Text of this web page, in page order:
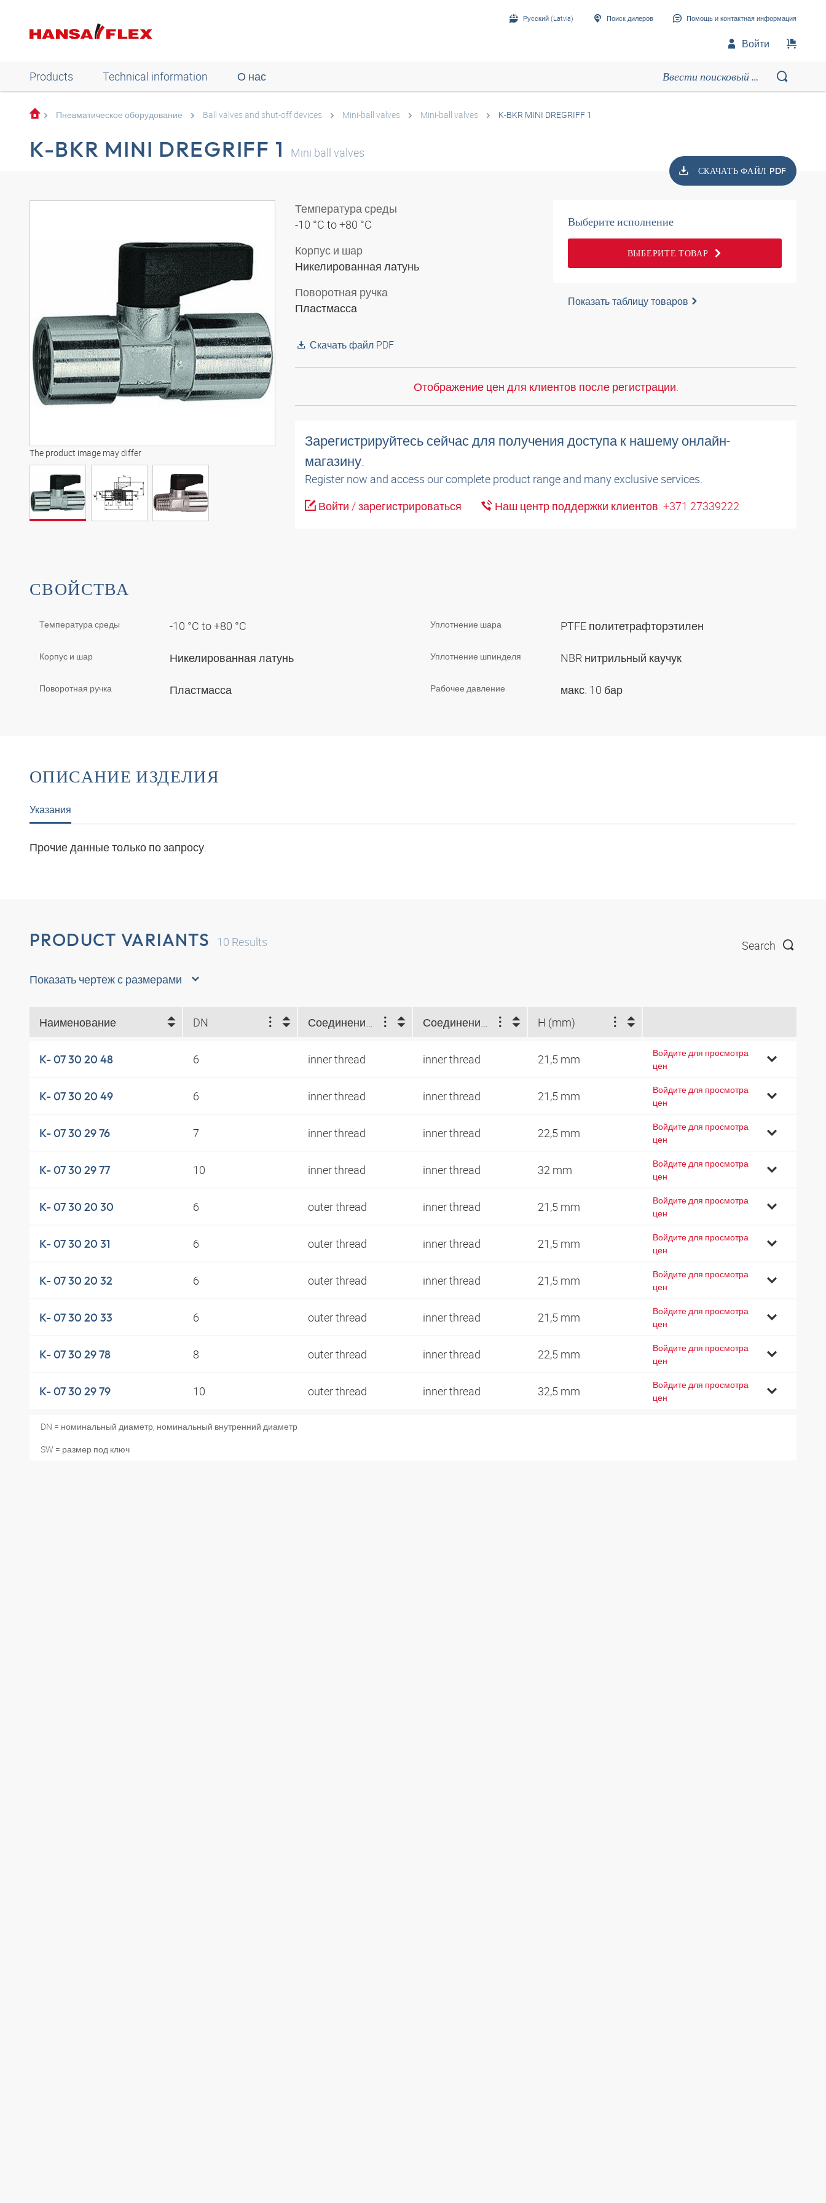
Русский (Latvia) Поиск дилеров Помощь и контактная информация
Войти
Products Technical information О нас
Пневматическое оборудование Ball valves and shut-off devices Mini-ball valves Mini-ball valves K-BKR MINI DREGRIFF 1
K-BKR MINI DREGRIFF 1 Mini ball valves
СКАЧАТЬ ФАЙЛ PDF
The product image may differ
Температура среды
-10 °C to +80 °C
Корпус и шар
Никелированная латунь
Поворотная ручка
Пластмасса
Скачать файл PDF
Выберите исполнение
ВЫБЕРИТЕ ТОВАР
Показать таблицу товаров
Отображение цен для клиентов после регистрации.
Зарегистрируйтесь сейчас для получения доступа к нашему онлайн-
магазину.
Register now and access our complete product range and many exclusive services.
Войти / зарегистрироваться
Наш центр поддержки клиентов: +371 27339222
СВОЙСТВА
Температура среды -10 °C to +80 °C
Корпус и шар Никелированная латунь
Поворотная ручка Пластмасса
Уплотнение шара PTFE политетрафторэтилен
Уплотнение шпинделя NBR нитрильный каучук
Рабочее давление макс. 10 бар
ОПИСАНИЕ ИЗДЕЛИЯ
Указания
Прочие данные только по запросу.
PRODUCT VARIANTS 10 Results Search
Показать чертеж с размерами
Наименование DN H (mm)
K- 07 30 20 48 6 inner thread inner thread 21,5 mm
Войдите для просмотра
цен
K- 07 30 20 49 6 inner thread inner thread 21,5 mm
Войдите для просмотра
цен
K- 07 30 29 76 7 inner thread inner thread 22,5 mm
Войдите для просмотра
цен
K- 07 30 29 77 10 inner thread inner thread 32 mm
Войдите для просмотра
цен
K- 07 30 20 30 6 outer thread inner thread 21,5 mm
Войдите для просмотра
цен
K- 07 30 20 31 6 outer thread inner thread 21,5 mm
Войдите для просмотра
цен
K- 07 30 20 32 6 outer thread inner thread 21,5 mm
Войдите для просмотра
цен
K- 07 30 20 33 6 outer thread inner thread 21,5 mm
Войдите для просмотра
цен
K- 07 30 29 78 8 outer thread inner thread 22,5 mm
Войдите для просмотра
цен
K- 07 30 29 79 10 outer thread inner thread 32,5 mm
Войдите для просмотра
цен
DN = номинальный диаметр, номинальный внутренний диаметр
SW = размер под ключ